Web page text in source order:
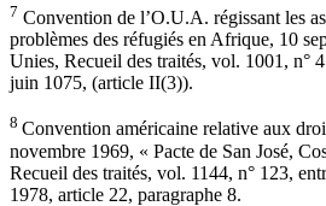
7 Convention de l’O.U.A. régissant les
problèmes des réfugiés en Afrique, 10
Unies, Recueil des traités, vol. 1001, n°
juin 1075, (article II(3)).
8 Convention américaine relative aux
novembre 1969, « Pacte de San José,
Recueil des traités, vol. 1144, n° 123,
1978, article 22, paragraphe 8.